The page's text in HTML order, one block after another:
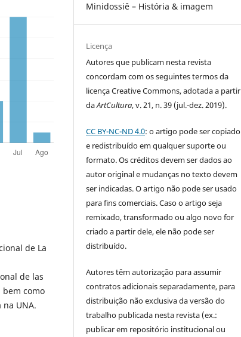
de La
de las
bem como
UNA.
Minidossiê – História & imagem
Licença
Autores que publicam nesta revista
concordam com os seguintes termos da
licença Creative Commons, adotada a partir
daArtCultura, v. 21, n. 39 (jul.-dez. 2019).
CC BY-NC-ND 4.0: o artigo pode ser copiado
e redistribuído em qualquer suporte ou
formato. Os créditos devem ser dados ao
autor original e mudanças no texto devem
ser indicadas. O artigo não pode ser usado
para fins comerciais. Caso o artigo seja
remixado, transformado ou algo novo for
criado a partir dele, ele não pode ser
distribuído.
Autores têm autorização para assumir
contratos adicionais separadamente, para
distribuição não exclusiva da versão do
trabalho publicada nesta revista (ex.:
publicar em repositório institucional ou